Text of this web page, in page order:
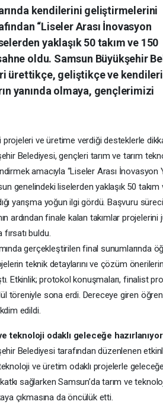
kendilerini geliştirmelerini
“Liseler Arası İnovasyon
yaklaşık 50 takım ve 150
oldu. Samsun Büyükşehir
ürettikçe, geliştikçe ve
yanında olmaya, gençlerimizi
projeleri ve üretime verdiği desteklerle
Belediyesi, gençleri tarım ve tarım
amacıyla “Liseler Arası İnovasyon
genelindeki liselerden yaklaşık 50 takım
yarışma yoğun ilgi gördü. Başvuru
ardından finale kalan takımlar projelerini
buldu.
gerçekleştirilen final sunumlarında
teknik detaylarını ve çözüm
Etkinlik; protokol konuşmaları, finalist
töreniyle sona erdi. Dereceye giren
edildi.
teknoloji odaklı geleceğe hazırlanıyor
Belediyesi tarafından düzenlenen
ve üretim odaklı projelerle geleceğe
sağlarken Samsun’da tarım ve
çıkmasına da öncülük etti.